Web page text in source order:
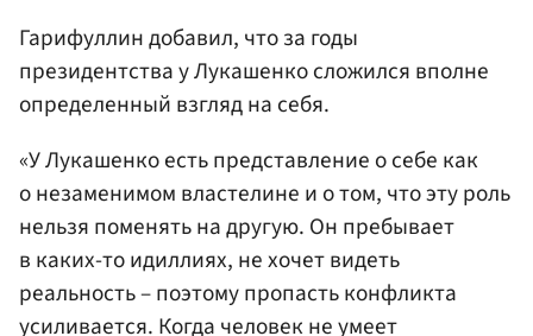
Гарифуллин добавил, что за годы
президентства у Лукашенко сложился вполне
определенный взгляд на себя.
«У Лукашенко есть представление о себе как
о незаменимом властелине и о том, что эту роль
нельзя поменять на другую. Он пребывает
в каких-то идиллиях, не хочет видеть
реальность – поэтому пропасть конфликта
усиливается. Когда человек не умеет